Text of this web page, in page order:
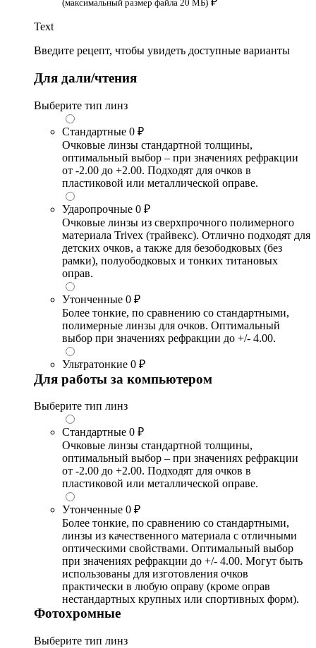
(максимальный размер файла 20 МБ)
Text
Введите рецепт, чтобы увидеть доступные варианты
Для дали/чтения
Выберите тип линз
Стандартные 0 ₽
Очковые линзы стандартной толщины,
оптимальный выбор – при значениях рефракции
от -2.00 до +2.00. Подходят для очков в
пластиковой или металлической оправе.
Ударопрочные 0 ₽
Очковые линзы из сверхпрочного полимерного
материала Trivex (трайвекс). Отлично подходят для
детских очков, а также для безободковых (без
рамки), полуободковых и тонких титановых
оправ.
Утонченные 0 ₽
Более тонкие, по сравнению со стандартными,
полимерные линзы для очков. Оптимальный
выбор при значениях рефракции до +/- 4.00.
Ультратонкие 0 ₽
Для работы за компьютером
Выберите тип линз
Стандартные 0 ₽
Очковые линзы стандартной толщины,
оптимальный выбор – при значениях рефракции
от -2.00 до +2.00. Подходят для очков в
пластиковой или металлической оправе.
Утонченные 0 ₽
Более тонкие, по сравнению со стандартными,
линзы из качественного материала с отличными
оптическими свойствами. Оптимальный выбор
при значениях рефракции до +/- 4.00. Могут быть
использованы для изготовления очков
практически в любую оправу (кроме оправ
нестандартных крупных или спортивных форм).
Фотохромные
Выберите тип линз